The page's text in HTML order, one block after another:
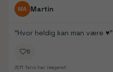
FanDays bidrag
MA Martin
"Hvor heldig kan man være ♥️"
5
11 fans har reageret